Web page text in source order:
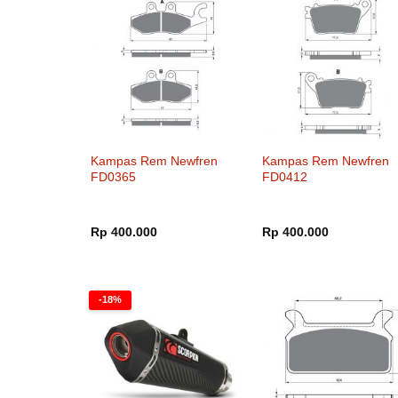
Kampas Rem Newfren
FD0365
Rp 400.000
Kampas Rem Newfren
FD0412
Rp 400.000
-18%